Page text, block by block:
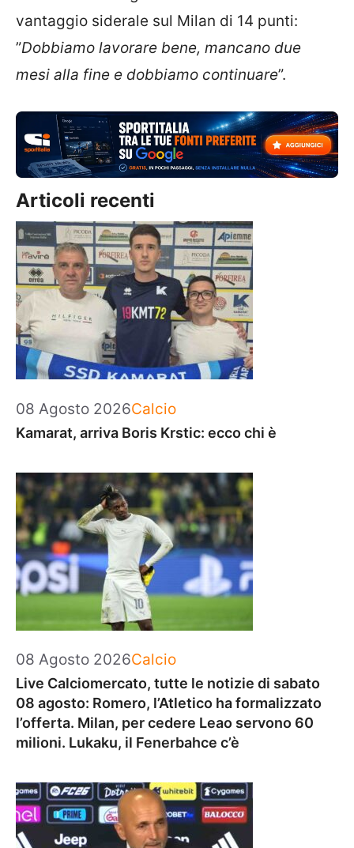
vantaggio siderale sul Milan di 14 punti:
”Dobbiamo lavorare bene, mancano due
mesi alla fine e dobbiamo continuare”.
Articoli recenti
08 Agosto 2026Categorie
Calcio
Kamarat, arriva Boris Krstic: ecco chi è
08 Agosto 2026Categorie
Calcio
Live Calciomercato, tutte le notizie di sabato
08 agosto: Romero, l’Atletico ha formalizzato
l’offerta. Milan, per cedere Leao servono 60
milioni. Lukaku, il Fenerbahce c’è